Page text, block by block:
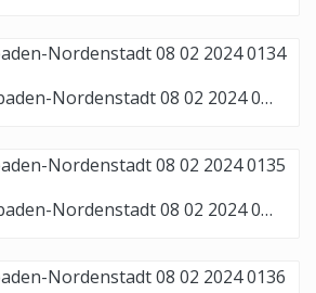
Hexenball Wiesbaden-Nordenstadt 08 02 2024 0134
Hexenball Wiesbaden-Nordenstadt 08 02 2024 0135